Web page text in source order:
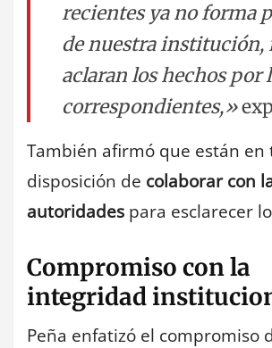
recientes ya no forma
de nuestra institución,
aclaran los hechos por
correspondientes,»
También afirmó que están en
disposición de colaborar con
autoridades para esclarecer
Compromiso con la
integridad
Peña enfatizó el compromiso